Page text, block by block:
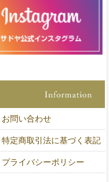
お問い合わせ
特定商取引法に基づく表記
プライバシーポリシー